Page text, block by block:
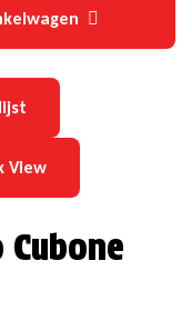
View